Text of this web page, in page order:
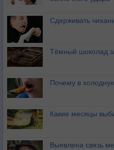
Сдерживать
Тёмный шоколад
Почему в
Какие месяцы
Выявлена связь